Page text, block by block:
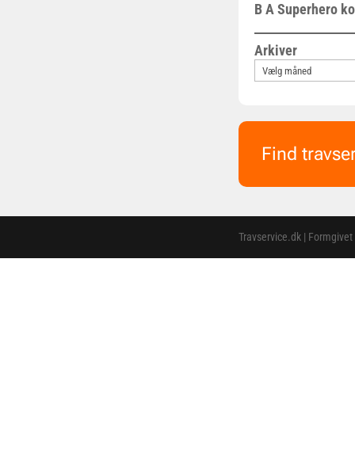
B A Superhero
Arkiver
Find
Travservice.dk |